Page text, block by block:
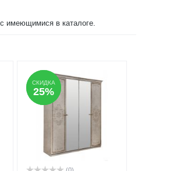
имеющимися в каталоге.
СКИДКА
25%
СКИДКА
25%